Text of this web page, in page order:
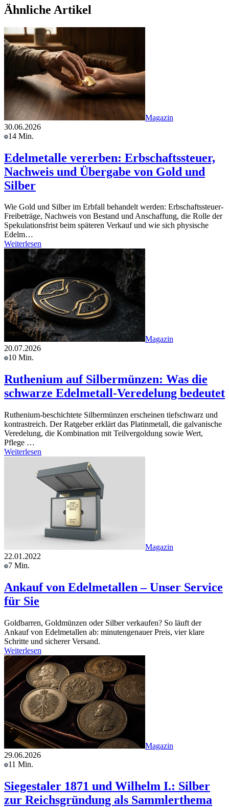
Ähnliche Artikel
Magazin
30.06.2026
14 Min.
Edelmetalle vererben: Erbschaftssteuer,
Nachweis und Übergabe von Gold und
Silber
Wie Gold und Silber im Erbfall behandelt werden: Erbschaftssteuer-
Freibeträge, Nachweis von Bestand und Anschaffung, die Rolle der
Spekulationsfrist beim späteren Verkauf und wie sich physische
Edelm…
Weiterlesen
Magazin
20.07.2026
10 Min.
Ruthenium auf Silbermünzen: Was die
schwarze Edelmetall-Veredelung bedeutet
Ruthenium-beschichtete Silbermünzen erscheinen tiefschwarz und
kontrastreich. Der Ratgeber erklärt das Platinmetall, die galvanische
Veredelung, die Kombination mit Teilvergoldung sowie Wert,
Pflege …
Weiterlesen
Magazin
22.01.2022
7 Min.
Ankauf von Edelmetallen – Unser Service
für Sie
Goldbarren, Goldmünzen oder Silber verkaufen? So läuft der
Ankauf von Edelmetallen ab: minutengenauer Preis, vier klare
Schritte und sicherer Versand.
Weiterlesen
Magazin
29.06.2026
11 Min.
Siegestaler 1871 und Wilhelm I.: Silber
zur Reichsgründung als Sammlerthema